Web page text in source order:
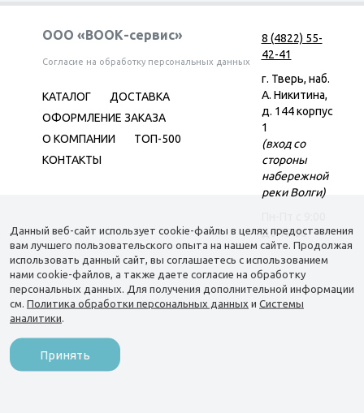
ООО «ВООК-сервис»
Согласие на обработку персональных данных
КАТАЛОГ
ДОСТАВКА
ОФОРМЛЕНИЕ ЗАКАЗА
О КОМПАНИИ
ТОП-500
КОНТАКТЫ
8 (4822) 55-
42-41
г. Тверь, наб.
А. Никитина,
д. 144 корпус
1
(вход со
стороны
набережной
реки Волги)
до 18:00
Данный веб-сайт использует cookie-файлы в целях предоставления
вам лучшего пользовательского опыта на нашем сайте. Продолжая
использовать данный сайт, вы соглашаетесь с использованием
нами cookie-файлов, а также даете согласие на обработку
персональных данных. Для получения дополнительной информации
см. Политика обработки персональных данных и Системы
аналитики
Принять